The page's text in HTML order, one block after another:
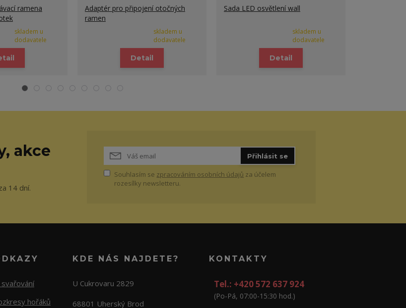
ramena
skladem u
dodavatele
Adaptér pro připojení otočných
ramen
skladem u
dodavatele
Detail
Sada LED osvětlení wall
skladem u
dodavatele
Detail
akce
14 dní.
Přihlásit se
Souhlasím se zpracováním osobních údajů za účelem
rozesílky newsletteru.
hořáků
KDE NÁS NAJDETE?
U Cukrovaru 2829
68801 Uherský Brod
KONTAKTY
Tel.: +420 572 637 924
(Po-Pá, 07:00-15:30 hod.)